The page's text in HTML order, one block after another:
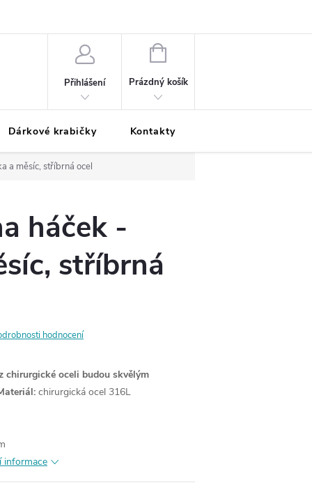
Přihlášení
NÁKUPNÍ
Prázdný košík
Dárkové krabičky Kontakty
a měsíc, stříbrná ocel
háček -
stříbrná
hodnocení
chirurgické oceli budou skvělým
chirurgická ocel 316L
informace